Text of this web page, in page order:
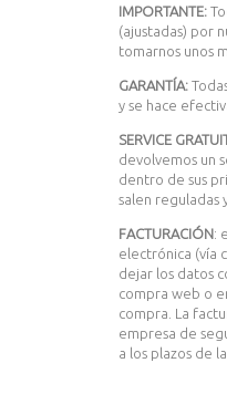
IMPORTANTE:
(ajustadas) por
tomarnos unos
GARANTÍA:
y se hace
SERVICE
devolvemos un
dentro de sus
salen reguladas
FACTURACIÓN:
electrónica (vía
dejar los datos
compra web o
compra. La
empresa de
a los plazos de